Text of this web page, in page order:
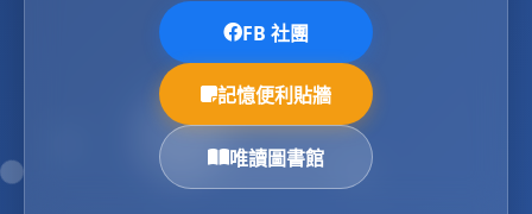
FB 社團
記憶便利貼牆
唯讀圖書館